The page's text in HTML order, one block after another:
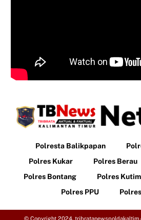
Polresta Balikpapan
Polres Kukar
Polres Berau
Polres Bontang
Polres Kutim
Polres PPU
© Copyright 2024.